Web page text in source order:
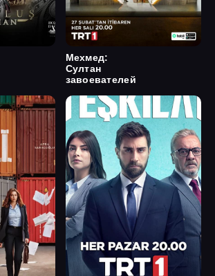
Мехмед:
Султан
завоевателей